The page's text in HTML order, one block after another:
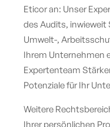
Eticor an: Unser
des Audits, inwieweit
Umwelt-,
Ihrem Unternehmen
Expertenteam
Potenziale für Ihr
Weitere
Ihrer persönlichen